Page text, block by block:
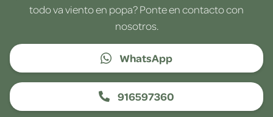
todo va viento en popa? Ponte en contacto con
nosotros.
WhatsApp
916597360